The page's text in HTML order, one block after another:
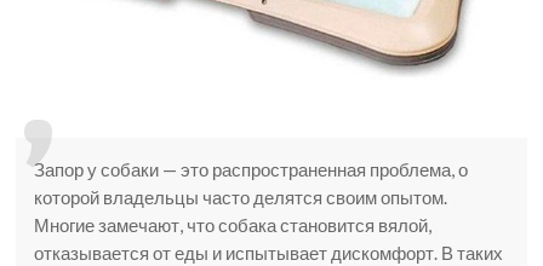
Запор у собаки — это распространенная проблема, о
которой владельцы часто делятся своим опытом.
Многие замечают, что собака становится вялой,
отказывается от еды и испытывает дискомфорт. В таких